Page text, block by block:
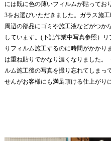
には既に色の薄いフィルムが貼ってお
3をお選びいただきました。ガラス施
周辺の部品にゴミや施工液などがつか
しています。(下記作業中写真参照）
りフィルム施工するのに時間がかかり
は重ね貼りでかなり濃くなりました。
ルム施工後の写真を撮り忘れてしまっ
せんがお客様にも満足頂ける仕上がり